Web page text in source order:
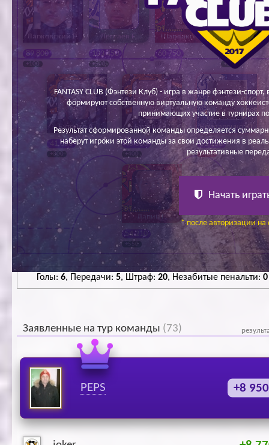
FANTASY CLUB (Фэнтези Клуб) - игра в жанре фэнтези-
формируют собственную виртуальную команду
принимающих участие в турнирах
Результат сформированной команды определяется
наберут игроки этой команды за свои достижения в
результативные
Начать
* после авторизации на
Лапин Г.
54 210
+550
Бутенко А.
41 650
+300
Буркин В.
40 000
+400
Бондаренко Ю.
63 100
- 400
Дарковский Р.
89 800
+100
Дергаев Е.
103 450
+500
Шардаков Ю.
60 750
Мяаття Ту.
77 850
+200
Голы: 6, Передачи: 5, Штраф: 20, Незабитые пенальти: 0
Заявленные на тур команды (73)
PEPS +8 950